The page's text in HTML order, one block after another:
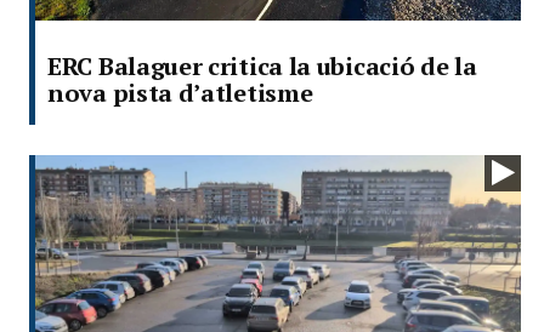
ERC Balaguer critica la ubicació de la
nova pista d’atletisme